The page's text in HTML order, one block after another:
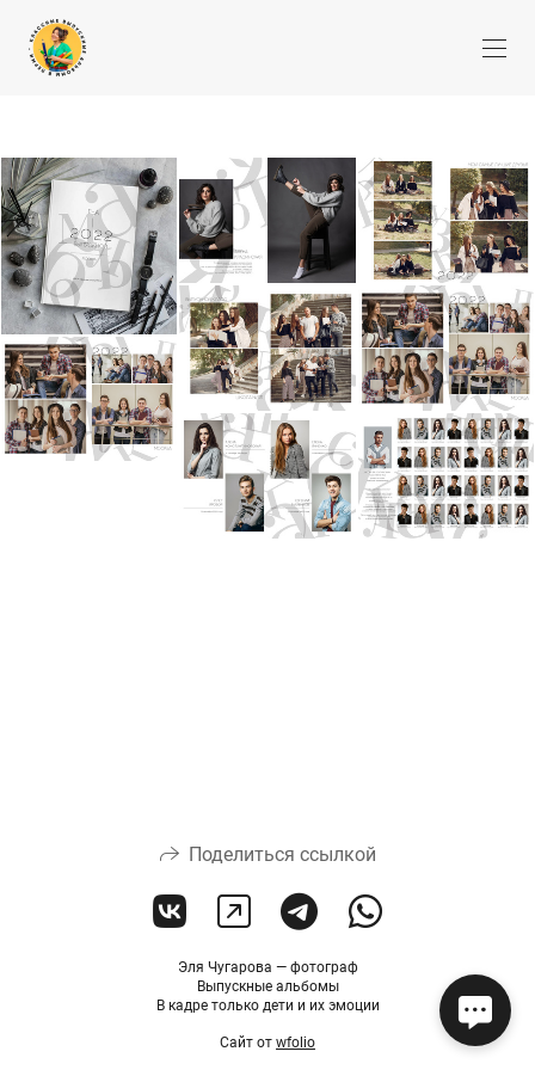
Поделиться ссылкой
Эля Чугарова — фотограф
Выпускные альбомы
В кадре только дети и их эмоции
Сайт от wfolio